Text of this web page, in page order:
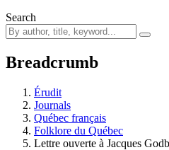
Search
Breadcrumb
Érudit
Journals
Québec français
Folklore du Québec
Lettre ouverte à Jacques